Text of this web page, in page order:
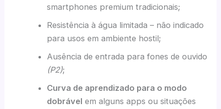
smartphones premium tradicionais;
Resistência à água limitada – não indicado
para usos em ambiente hostil;
Ausência de entrada para fones de ouvido
(P2);
Curva de aprendizado para o modo
dobrável em alguns apps ou situações